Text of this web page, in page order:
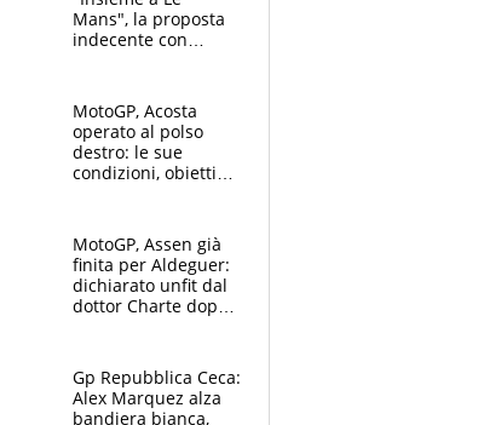
Mans", la proposta
indecente con
Goodwood
MotoGP, Acosta
operato al polso
destro: le sue
condizioni, obiettivo
MotoGP, Assen già
finita per Aldeguer:
dichiarato unfit dal
dottor Charte dopo
Gp Repubblica Ceca:
Alex Marquez alza
bandiera bianca,